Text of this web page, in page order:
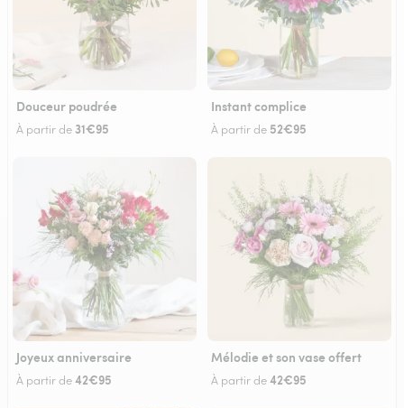
Douceur poudrée
À partir de 31€95
Instant complice
À partir de 52€95
Joyeux anniversaire
À partir de42€95
Mélodie et son vase offert
À partir de42€95